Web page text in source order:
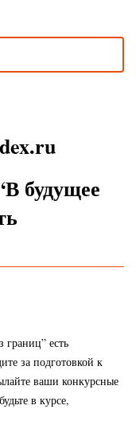
будущее
есть
за подготовкой к
ваши конкурсные
в курсе,